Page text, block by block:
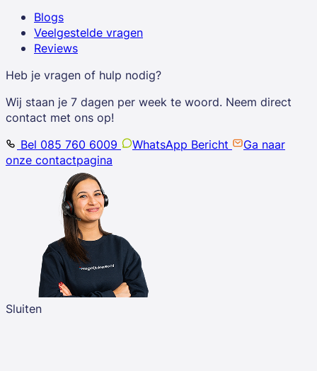
Blogs
Veelgestelde vragen
Reviews
Heb je vragen of hulp nodig?
Wij staan je 7 dagen per week te woord. Neem direct
contact met ons op!
Bel 085 760 6009
WhatsApp Bericht
Ga naar
onze contactpagina
Sluiten